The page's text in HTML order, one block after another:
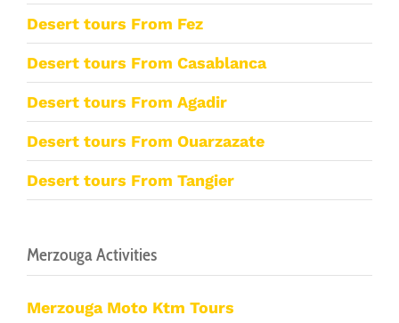
Desert tours From Fez
Desert tours From Casablanca
Desert tours From Agadir
Desert tours From Ouarzazate
Desert tours From Tangier
Merzouga Activities
Merzouga Moto Ktm Tours